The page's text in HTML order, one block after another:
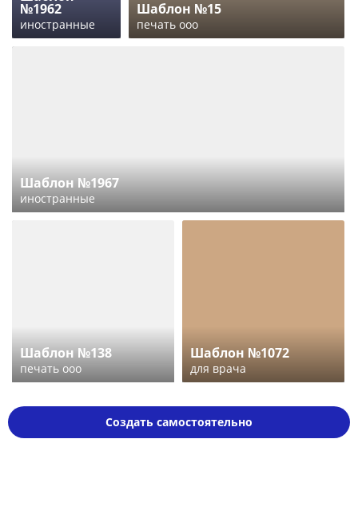
№1962
иностранные
Шаблон №15
печать ооо
Шаблон №1967
иностранные
Шаблон №138
печать ооо
Шаблон №1072
для врача
Создать самостоятельно